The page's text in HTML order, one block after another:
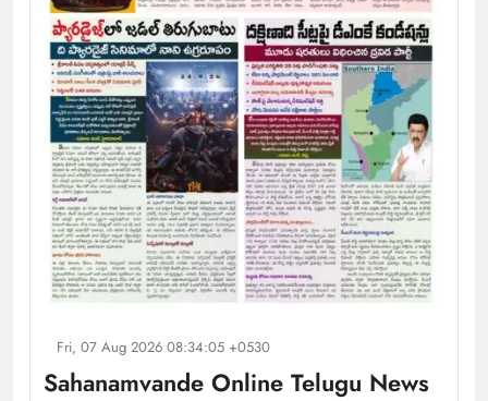
Fri, 07 Aug 2026 08:34:05 +0530
Sahanamvande Online Telugu News